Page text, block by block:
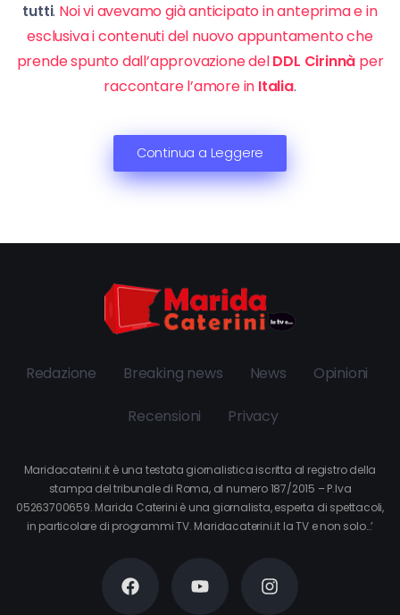
tutti. Noi vi avevamo già anticipato in anteprima e in
esclusiva i contenuti del nuovo appuntamento che
prende spunto dall’approvazione delDDL Cirinnà per
raccontare l’amore in Italia.
Continua a Leggere
Redazione Breaking news News Opinioni
Recensioni Privacy
Maridacaterini.it è una testata giornalistica iscritta al registro della
stampa del tribunale di Roma, al numero 187/2015 – P.Iva
05263700659. Marida Caterini è una giornalista, esperta di spettacoli,
in particolare di programmi TV. Maridacaterini.it la TV e non solo…’